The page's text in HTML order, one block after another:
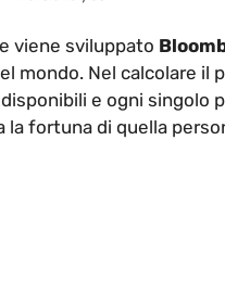
viene sviluppato
mondo. Nel calcolare
e ogni singolo
la fortuna di quella